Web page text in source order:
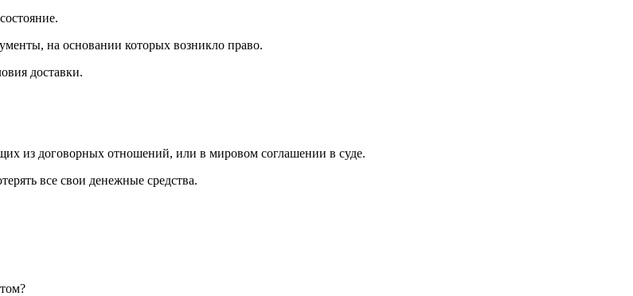
на основании которых возникло право.
доставки.
из договорных отношений, или в мировом соглашении в суде.
все свои денежные средства.